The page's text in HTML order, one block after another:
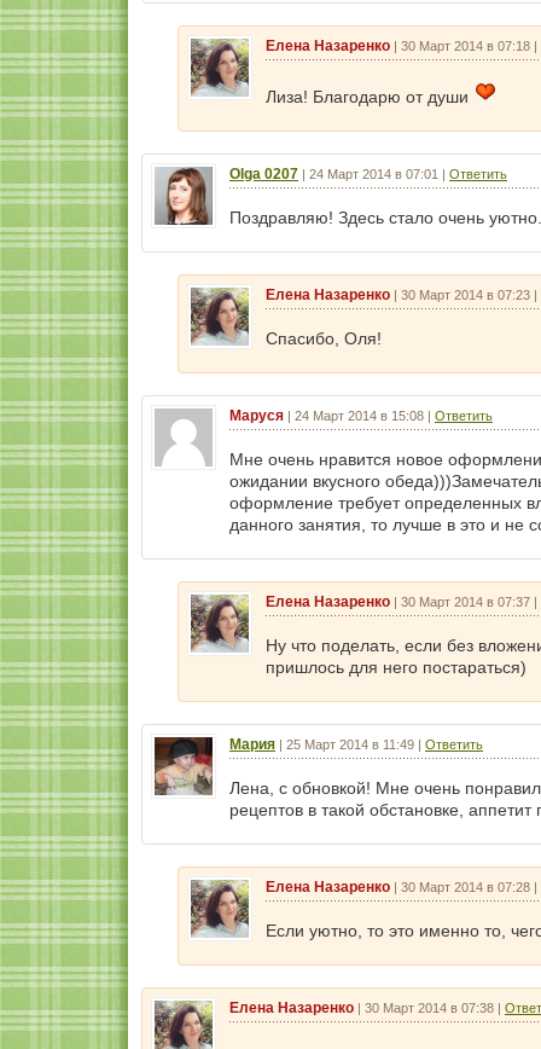
Елена Назаренко | 30 Март 2014 в 07:18 |
Лиза! Благодарю от души
Olga 0207 | 24 Март 2014 в 07:01 | Ответить
Поздравляю! Здесь стало очень уютно.
Елена Назаренко | 30 Март 2014 в 07:23 |
Спасибо, Оля!
Маруся | 24 Март 2014 в 15:08 | Ответить
Мне очень нравится новое
ожидании вкусного
оформление требует определенных
данного занятия, то лучше в это и не
Елена Назаренко | 30 Март 2014 в 07:37 |
Ну что поделать, если без
пришлось для него постараться)
Мария | 25 Март 2014 в 11:49 | Ответить
Лена, с обновкой! Мне очень
рецептов в такой обстановке,
Елена Назаренко | 30 Март 2014 в 07:28 |
Если уютно, то это именно то,
Елена Назаренко | 30 Март 2014 в 07:38 |